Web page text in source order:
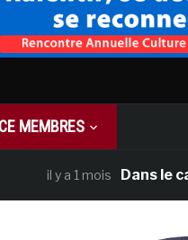
MEMBRES
il y a 1 mois Dans le cadre